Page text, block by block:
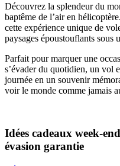
Découvrez la splendeur du
baptême de l’air en
cette expérience unique de
paysages époustouflants sous
Parfait pour marquer une
s’évader du quotidien, un vol
journée en un souvenir
voir le monde comme jamais
Idées cadeaux week-
évasion garantie